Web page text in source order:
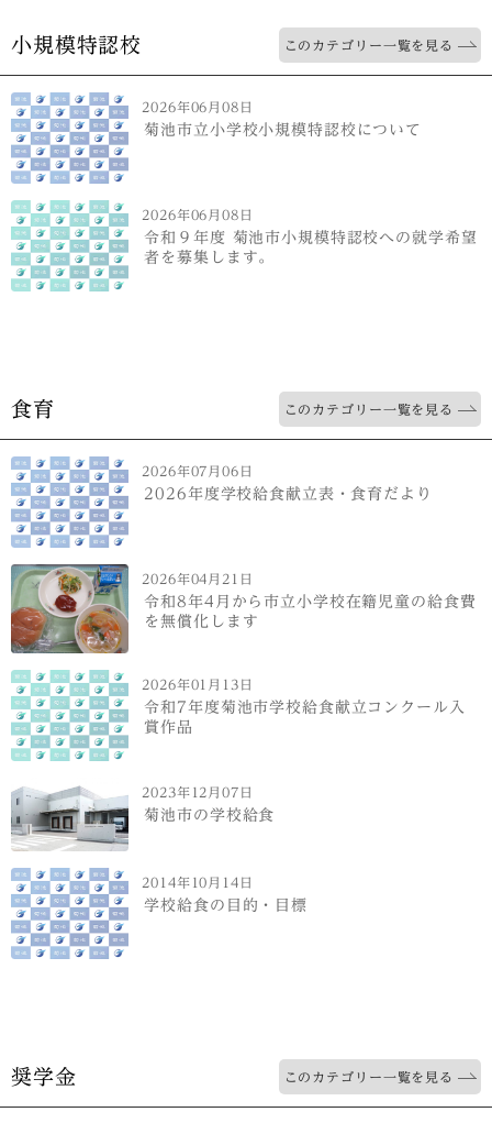
小規模特認校 このカテゴリー一覧を見る
2026年06月08日
菊池市立小学校小規模特認校について
2026年06月08日
令和９年度 菊池市小規模特認校への就学希望
者を募集します。
食育 このカテゴリー一覧を見る
2026年07月06日
2026年度学校給食献立表・食育だより
2026年04月21日
令和8年4月から市立小学校在籍児童の給食費
を無償化します
2026年01月13日
令和7年度菊池市学校給食献立コンクール入
賞作品
2023年12月07日
菊池市の学校給食
2014年10月14日
学校給食の目的・目標
奨学金 このカテゴリー一覧を見る